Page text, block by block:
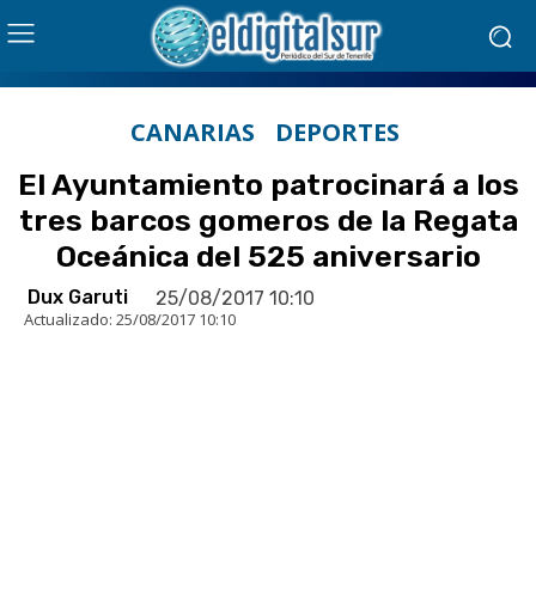
CANARIAS DEPORTES
El Ayuntamiento patrocinará a los
tres barcos gomeros de la Regata
Oceánica del 525 aniversario
Dux Garuti 25/08/2017 10:10
Actualizado: 25/08/2017 10:10